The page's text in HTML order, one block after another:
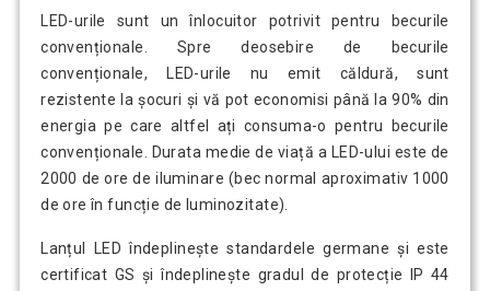
LED-urile sunt un înlocuitor potrivit pentru becurile
convenționale. Spre deosebire de becurile
convenționale, LED-urile nu emit căldură, sunt
rezistente la șocuri și vă pot economisi până la 90% din
energia pe care altfel ați consuma-o pentru becurile
convenționale. Durata medie de viață a LED-ului este de
2000 de ore de iluminare (bec normal aproximativ 1000
de ore în funcție de luminozitate).
Lanțul LED îndeplinește standardele germane și este
certificat GS și îndeplinește gradul de protecție IP 44